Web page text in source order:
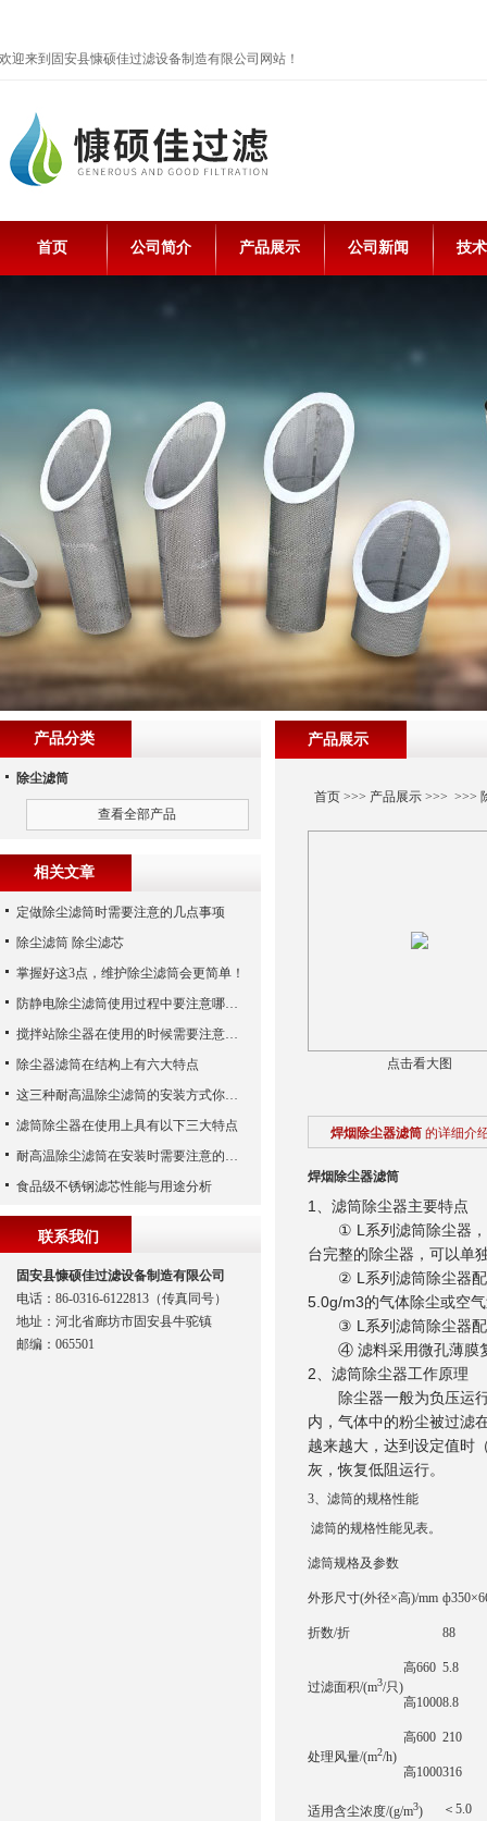
欢迎来到固安县慷硕佳过滤设备制造有限公司网站！
首页 公司简介 产品展示 公司新闻 技
产品展示
首页>>> 产品展示>>> >>>
点击看大图
焊烟除尘器滤筒 的详细介
焊烟除尘器滤筒
1、滤筒除尘器主要特点
① L系列滤筒除尘器，
台完整的除尘器，可以单
② L系列滤筒除尘器配
5.0g/m3的气体除尘或空
③ L系列滤筒除尘器配
④ 滤料采用微孔薄膜复
2、滤筒除尘器工作原理
除尘器一般为负压运行
内，气体中的粉尘被过滤
越来越大，达到设定值时
灰，恢复低阻运行。
3、滤筒的规格性能
滤筒的规格性能见表。
滤筒规格及参数
外形尺寸(外径×高)/mm
折数/折 88
过滤面积/(m3/只)
高660 5.8
高10008.8
处理风量/(m2/h)
高600 210
高1000316
适用含尘浓度/(g/m3) ＜5.0
产品分类
除尘滤筒
查看全部产品
相关文章
定做除尘滤筒时需要注意的几点事项
除尘滤筒 除尘滤芯
掌握好这3点，维护除尘滤筒会更简单！
防静电除尘滤筒使用过程中要注意哪些事项
搅拌站除尘器在使用的时候需要注意哪些事项？
除尘器滤筒在结构上有六大特点
这三种耐高温除尘滤筒的安装方式你都知道吗？
滤筒除尘器在使用上具有以下三大特点
耐高温除尘滤筒在安装时需要注意的事项
食品级不锈钢滤芯性能与用途分析
联系我们
固安县慷硕佳过滤设备制造有限公司
电话：86-0316-6122813（传真同号）
地址：河北省廊坊市固安县牛驼镇
邮编：065501